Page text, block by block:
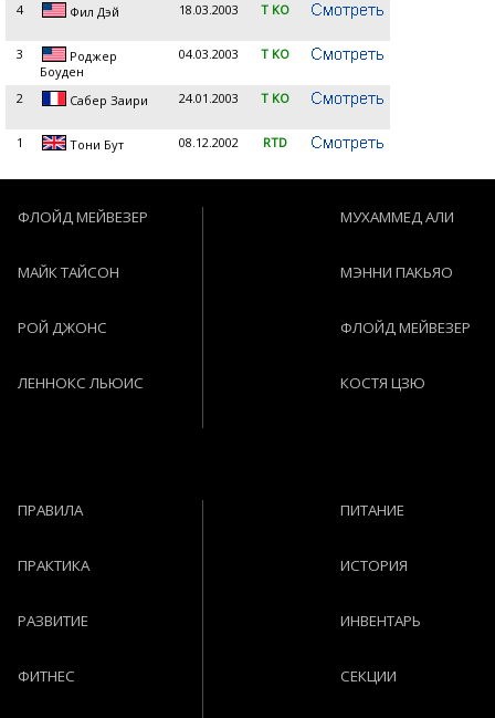
4 Фил Дэй 18.03.2003 T KO
3
Роджер
Боуден
04.03.2003 T KO
2 Сабер Заири 24.01.2003 T KO
1 Тони Бут 08.12.2002 RTD
ФЛОЙД МЕЙВЕЗЕР
МАЙК ТАЙСОН
РОЙ ДЖОНС
ЛЕННОКС ЛЬЮИС
МУХАММЕД АЛИ
МЭННИ ПАКЬЯО
ФЛОЙД МЕЙВЕЗЕР
КОСТЯ ЦЗЮ
ПРАВИЛА
ПРАКТИКА
РАЗВИТИЕ
ФИТНЕС
ПИТАНИЕ
ИСТОРИЯ
ИНВЕНТАРЬ
СЕКЦИИ